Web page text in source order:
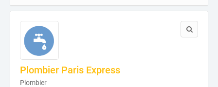
Plombier Paris Express
Plombier